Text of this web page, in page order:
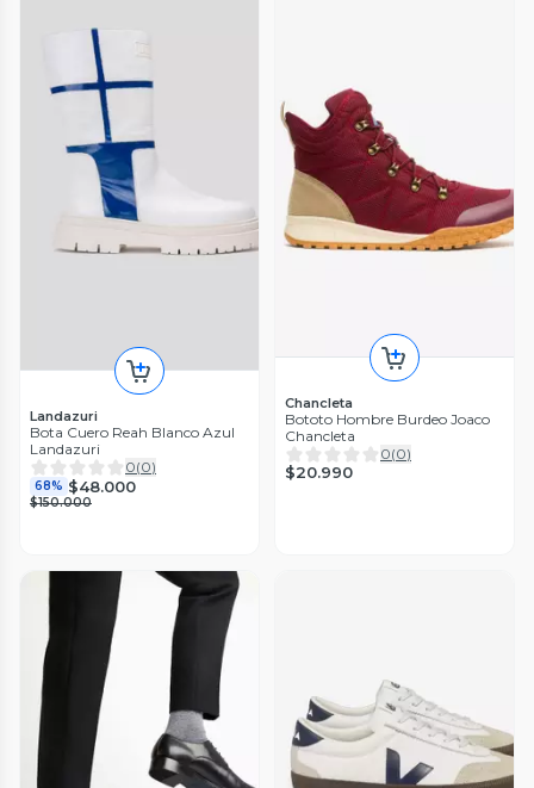
Landazuri
Bota Cuero Reah Blanco Azul
Landazuri
0(0)
68% $48.000
$150.000
Chancleta
Bototo Hombre Burdeo Joaco
Chancleta
0(0)
$20.990